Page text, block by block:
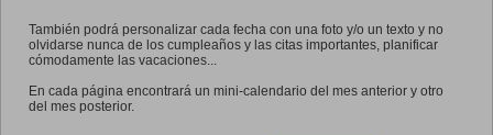
También podrá personalizar cada fecha con una foto y/o un texto y no
olvidarse nunca de los cumpleaños y las citas importantes, planificar
cómodamente las vacaciones...
En cada página encontrará un mini-calendario del mes anterior y otro
del mes posterior.